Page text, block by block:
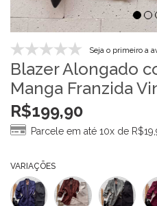
Seja o primeiro a
Blazer Alongado
Manga Franzida
R$199,90
Parcele em até 10x de R$
VARIAÇÕES